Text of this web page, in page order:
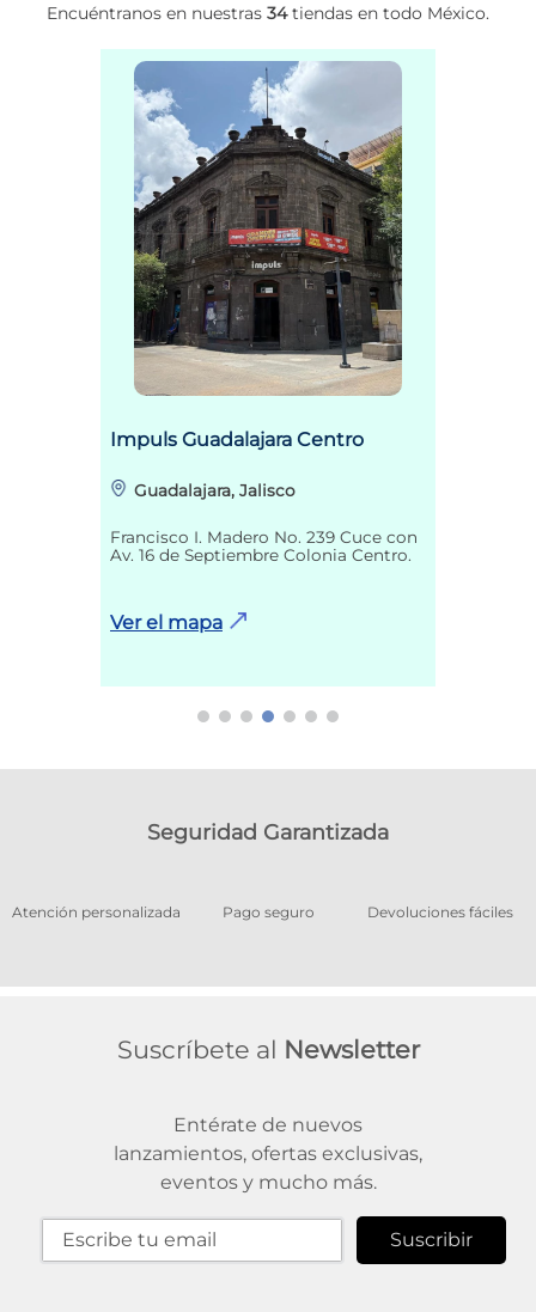
Encuéntranos en nuestras 34tiendas en todo México.
Impuls Guadalajara Centro
Guadalajara, Jalisco
Francisco I. Madero No. 239 Cuce con
Av. 16 de Septiembre Colonia Centro.
Ver el mapa
Seguridad Garantizada
Atención personalizada Pago seguro Devoluciones fáciles
Suscríbete al Newsletter
Entérate de nuevos
lanzamientos, ofertas exclusivas,
eventos y mucho más.
Suscribir